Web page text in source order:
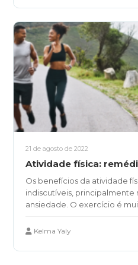
21 de agosto de 2022
Atividade física:
Os benefícios da atividade
indiscutíveis, principalmente
ansiedade. O exercício é
Kelma Yaly